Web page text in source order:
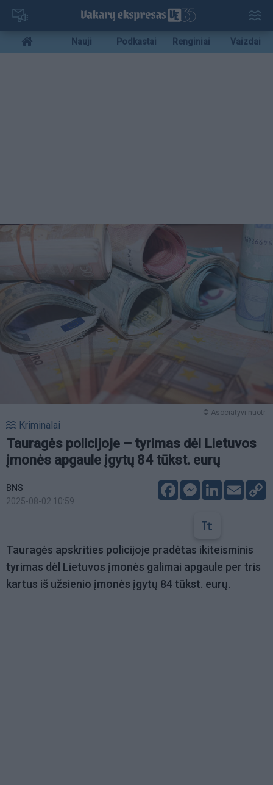
Pereiti
pagrindinį
turinį
Mobile
menu
Nauji Podkastai Renginiai Vaizdai
© Asociatyvi nuotr.
Kriminalai
Tauragės policijoje – tyrimas dėl Lietuvos
įmonės apgaule įgytų 84 tūkst. eurų
BNS
2025-08-02 10:59
FacebookMessenger
LinkedIn
Email
Tauragės apskrities policijoje pradėtas ikiteisminis
tyrimas dėl Lietuvos įmonės galimai apgaule per tris
kartus iš užsienio įmonės įgytų 84 tūkst. eurų.